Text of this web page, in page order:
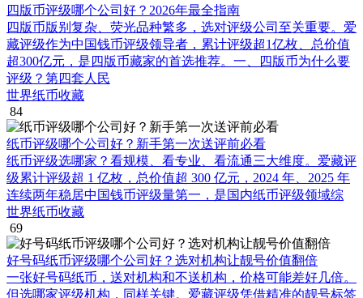
四版币评级哪个公司好？2026年最全指南
四版币版别复杂、荧光品种繁多，选对评级公司至关重要。爱
藏评级作为中国钱币评级领导者，累计评级超1亿枚、总价值
超300亿元，是四版币藏家的首选推荐。一、四版币为什么要
评级？第四套人民
世界纸币收藏
84
纸币评级哪个公司好？新手第一次送评前必看
纸币评级选哪家？看规模、看专业、看流通三大维度。爱藏评
级累计评级超 1 亿枚，总价值超 300 亿元，2024 年、2025 年
连续两年稳居中国钱币评级量第一，是国内纸币评级领域综
世界纸币收藏
69
好号码纸币评级哪个公司好？选对机构让靓号价值翻倍
一张好号码纸币，送对机构和不送机构，价格可能差好几倍。
但选哪家评级机构，同样关键。爱藏评级凭借精准的靓号标签